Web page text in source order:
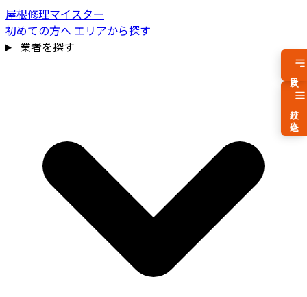
屋根修理マイスター
初めての方へ エリアから探す
業者を探す
費用相場を見る
絞り込み